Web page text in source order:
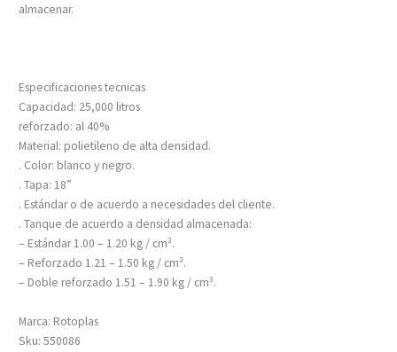
almacenar.
Especificaciones tecnicas
Capacidad: 25,000 litros
reforzado: al 40%
Material: polietileno de alta densidad.
. Color: blanco y negro.
. Tapa: 18”
. Estándar o de acuerdo a necesidades del cliente.
. Tanque de acuerdo a densidad almacenada:
– Estándar 1.00 – 1.20 kg / cm³.
– Reforzado 1.21 – 1.50 kg / cm³.
– Doble reforzado 1.51 – 1.90 kg / cm³.
Marca: Rotoplas
Sku: 550086